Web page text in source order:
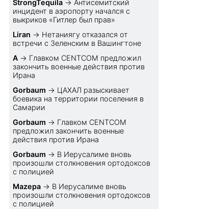
StrongTequila → Антисемитский
инцидент в аэропорту начался с
выкриков «Гитлер был прав»
Liran → Нетаниягу отказался от
встречи с Зеленским в Вашингтоне
A → Главком CENTCOM предложил
закончить военные действия против
Ирана
Gorbaum → ЦАХАЛ разыскивает
боевика на территории поселения в
Самарии
Gorbaum → Главком CENTCOM
предложил закончить военные
действия против Ирана
Gorbaum → В Иерусалиме вновь
произошли столкновения ортодоксов
с полицией
Mazepa → В Иерусалиме вновь
произошли столкновения ортодоксов
с полицией